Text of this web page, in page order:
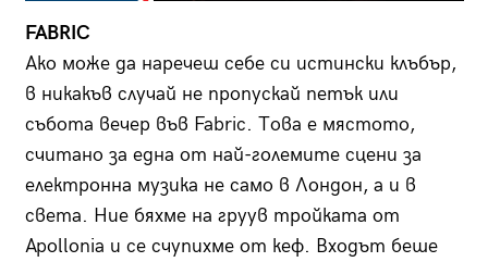
FABRIC
Ако може да наречеш себе си истински клъбър,
в никакъв случай не пропускай петък или
събота вечер във Fabric. Това е мястото,
считано за една от най-големите сцени за
електронна музика не само в Лондон, а и в
света. Ние бяхме на груув тройката от
Apollonia и се счупихме от кеф. Входът беше